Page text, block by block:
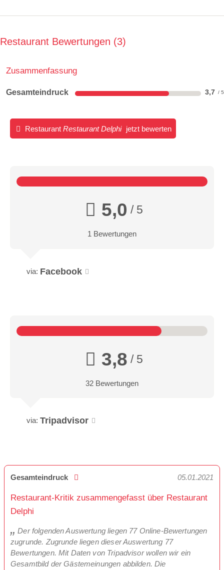
Restaurant Bewertungen 3
Zusammenfassung
Gesamteindruck 3,7
Restaurant Restaurant Delphi jetzt bewerten
5,0 / 5
1 Bewertungen
via: Facebook
3,8 / 5
32 Bewertungen
via: Tripadvisor
Gesamteindruck 05.01.2021
Restaurant-Kritik zusammengefasst über Restaurant
Delphi
Der folgenden Auswertung liegen 77 Online-Bewertungen
zugrunde. Zugrunde liegen dieser Auswertung 77
Bewertungen. Mit Daten von Tripadvisor wollen wir ein
Gesamtbild der Gästemeinungen abbilden. Die